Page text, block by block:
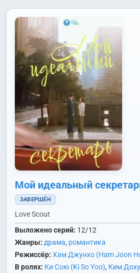
Мой идеальный
ЗАВЕРШЁН
Love Scout
Выложено серий: 12/12
Жанры: драма, романтика
Режиссёр: Хам Джунхо (Ham Joon
В ролях: Ки Сою (Ki So Yoo), Ким